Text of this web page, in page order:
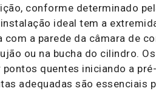
conforme determinado
ideal tem a
com a parede da câmara de
ou na bucha do cilindro.
quentes iniciando a
adequadas são essenciais